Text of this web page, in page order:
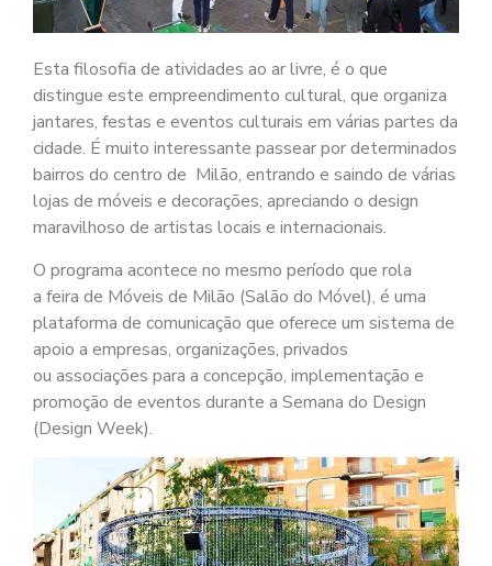
Esta filosofia de atividades ao ar livre, é o que
distingue este empreendimento cultural, que organiza
jantares, festas e eventos culturais em várias partes da
cidade. É muito interessante passear por determinados
bairros do centro de Milão, entrando e saindo de várias
lojas de móveis e decorações, apreciando o design
maravilhoso de artistas locais e internacionais.
O programa acontece no mesmo período que rola
a feira de Móveis de Milão (Salão do Móvel), é uma
plataforma de comunicação que oferece um sistema de
apoio a empresas, organizações, privados
ou associações para a concepção, implementação e
promoção de eventos durante a Semana do Design
(Design Week).